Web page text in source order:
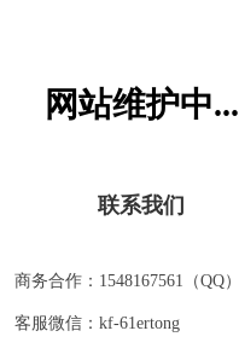
网站维护中...
联系我们
商务合作：1548167561（QQ）
客服微信：kf-61ertong